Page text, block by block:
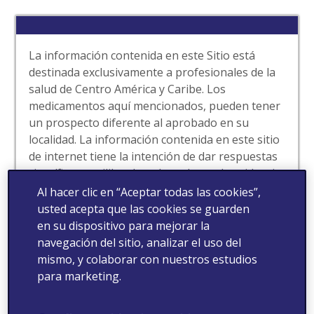
La información contenida en este Sitio está
destinada exclusivamente a profesionales de la
salud de Centro América y Caribe. Los
medicamentos aquí mencionados, pueden tener
un prospecto diferente al aprobado en su
localidad. La información contenida en este sitio
de internet tiene la intención de dar respuestas
científicas equilibradas y basadas en la evidencia
a las solicitudes espontáneas de los
profesionales de la salud. Este sitio puede
contener información de nuestros productos
que no ha sido aprobada por la autoridad de
salud de su localidad. Para obtener información
completa de nuestros medicamentos tales como
Al hacer clic en “Aceptar todas las cookies”,
usted acepta que las cookies se guarden
en su dispositivo para mejorar la
navegación del sitio, analizar el uso del
mismo, y colaborar con nuestros estudios
para marketing.